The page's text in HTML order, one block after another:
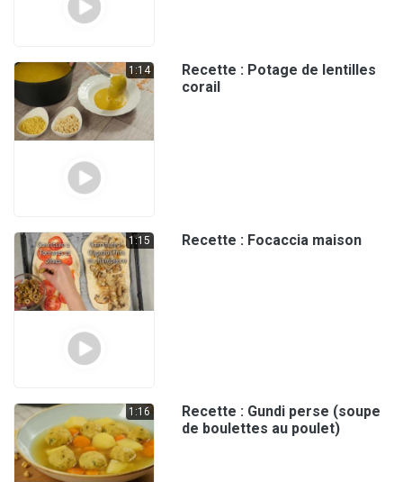
1:14
Recette : Potage de lentilles
corail
1:15 Recette : Focaccia maison
1:16
Recette : Gundi perse (soupe
de boulettes au poulet)